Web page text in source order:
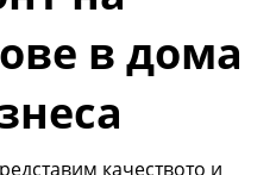
в дома
качеството и